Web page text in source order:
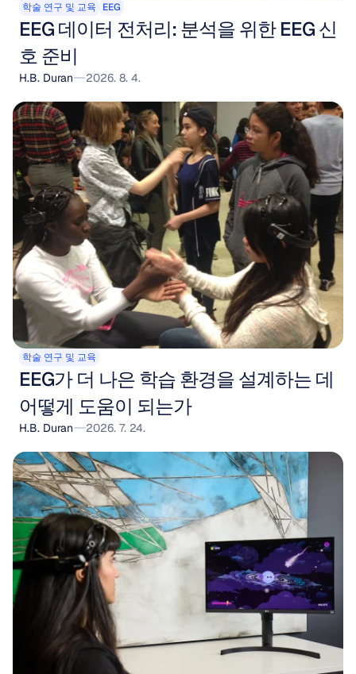
학술 연구 및 교육 EEG
EEG 데이터 전처리: 분석을 위한 EEG 신
호 준비
H.B. Duran 2026. 8. 4.
학술 연구 및 교육
EEG가 더 나은 학습 환경을 설계하는 데
어떻게 도움이 되는가
H.B. Duran 2026. 7. 24.